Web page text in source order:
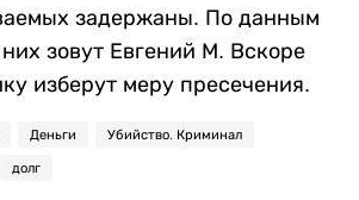
задержаны. По данным
них зовут Евгений М. Вскоре
изберут меру пресечения.
Деньги Убийство. Криминал
долг